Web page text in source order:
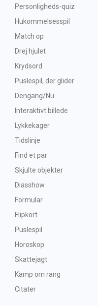
Personligheds-quiz
Hukommelsesspil
Match op
Drej hjulet
Krydsord
Puslespil, der glider
Dengang/Nu
Interaktivt billede
Lykkekager
Tidslinje
Find et par
Skjulte objekter
Diasshow
Formular
Flipkort
Puslespil
Horoskop
Skattejagt
Kamp om rang
Citater